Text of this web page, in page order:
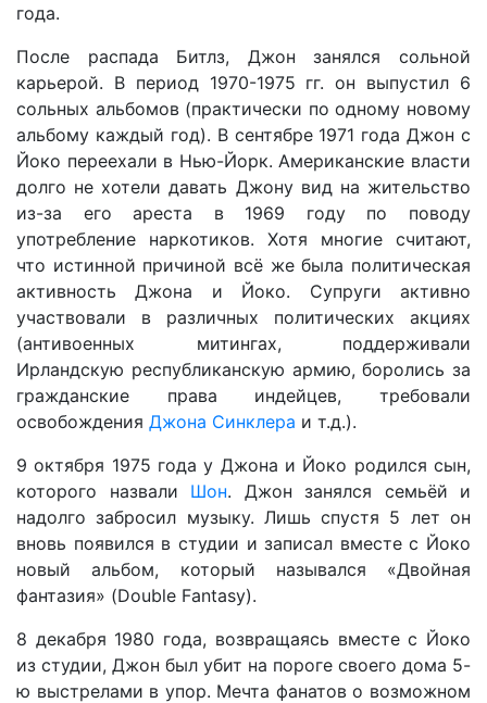
года.
После распада Битлз, Джон занялся сольной
карьерой. В период 1970-1975 гг. он выпустил 6
сольных альбомов (практически по одному новому
альбому каждый год). В сентябре 1971 года Джон с
Йоко переехали в Нью-Йорк. Американские власти
долго не хотели давать Джону вид на жительство
из-за его ареста в 1969 году по поводу
употребление наркотиков. Хотя многие считают,
что истинной причиной всё же была политическая
активность Джона и Йоко. Супруги активно
участвовали в различных политических акциях
(антивоенных митингах, поддерживали
Ирландскую республиканскую армию, боролись за
гражданские права индейцев, требовали
освобождения Джона Синклера и т.д.).
9 октября 1975 года у Джона и Йоко родился сын,
которого назвали Шон. Джон занялся семьёй и
надолго забросил музыку. Лишь спустя 5 лет он
вновь появился в студии и записал вместе с Йоко
новый альбом, который назывался «Двойная
фантазия» (Double Fantasy).
8 декабря 1980 года, возвращаясь вместе с Йоко
из студии, Джон был убит на пороге своего дома 5-
ю выстрелами в упор. Мечта фанатов о возможном